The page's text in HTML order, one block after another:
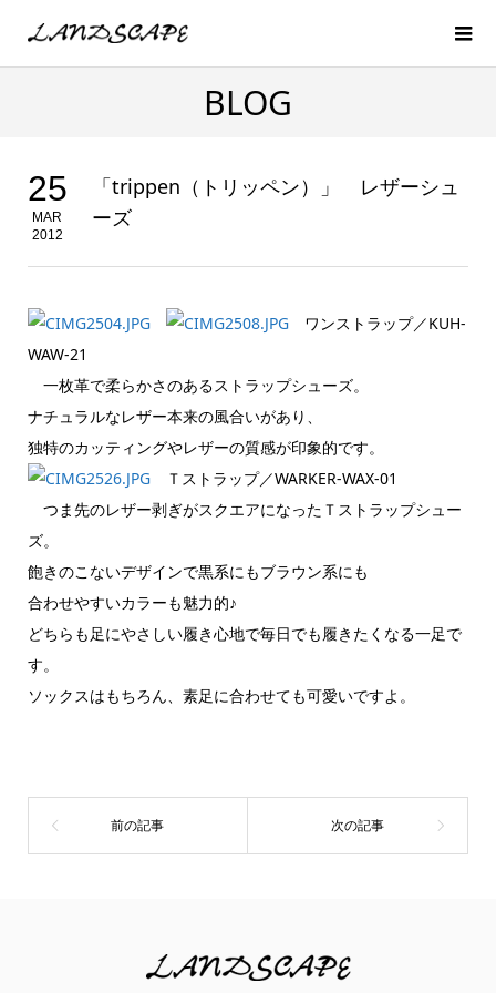
BLOG
25
MAR
2012
「trippen（トリッペン）」 レザーシュ
ーズ
ワンストラップ／KUH-
WAW-21
一枚革で柔らかさのあるストラップシューズ。
ナチュラルなレザー本来の風合いがあり、
独特のカッティングやレザーの質感が印象的です。
Ｔストラップ／WARKER-WAX-01
つま先のレザー剥ぎがスクエアになったＴストラップシュー
ズ。
飽きのこないデザインで黒系にもブラウン系にも
合わせやすいカラーも魅力的♪
どちらも足にやさしい履き心地で毎日でも履きたくなる一足で
す。
ソックスはもちろん、素足に合わせても可愛いですよ。